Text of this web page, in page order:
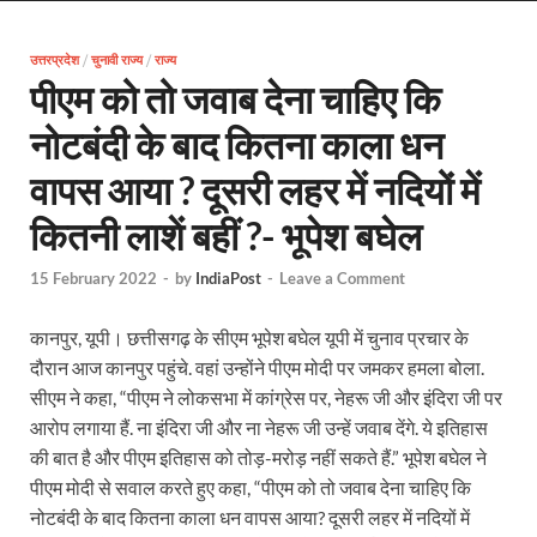
Bharat Tex 2026: टेक्सटाइल निवेश के प्रमुख गंतव्य के
Shri Ram Mandir: श्रीराम मंदिर चढ़ावा चोरी के
CM Yogi Barabanki Visit: मुख्यमंत्री योगी आदित्यनाथ
The Kshitij Show: द क्षितिज शो में पहुंचे जुयाल और
West Bengal Rajya Sabha By-Election: चुनाव
Shri Kashi Vishwanath Mandir: उत्तरकाशी में CM
Dr.Teejan Bai: विश्वविख्यात पंडवानी गायिका, पद्म
Khatipura Mega Coach Care Terminal: खातीपुरा
उत्तरप्रदेश/ चुनावी राज्य/ राज्य
पीएम को तो जवाब देना चाहिए कि
नोटबंदी के बाद कितना काला धन
वापस आया ? दूसरी लहर में नदियों में
कितनी लाशें बहीं ?- भूपेश बघेल
15 February 2022 - by IndiaPost - Leave a Comment
कानपुर, यूपी। छत्तीसगढ़ के सीएम भूपेश बघेल यूपी में चुनाव प्रचार के
दौरान आज कानपुर पहुंचे. वहां उन्होंने पीएम मोदी पर जमकर हमला बोला.
सीएम ने कहा, “पीएम ने लोकसभा में कांग्रेस पर, नेहरू जी और इंदिरा जी पर
आरोप लगाया हैं. ना इंदिरा जी और ना नेहरू जी उन्हें जवाब देंगे. ये इतिहास
की बात है और पीएम इतिहास को तोड़-मरोड़ नहीं सकते हैं.” भूपेश बघेल ने
पीएम मोदी से सवाल करते हुए कहा, “पीएम को तो जवाब देना चाहिए कि
नोटबंदी के बाद कितना काला धन वापस आया? दूसरी लहर में नदियों में